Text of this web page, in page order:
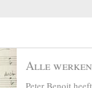
Alle werken
Peter Benoit